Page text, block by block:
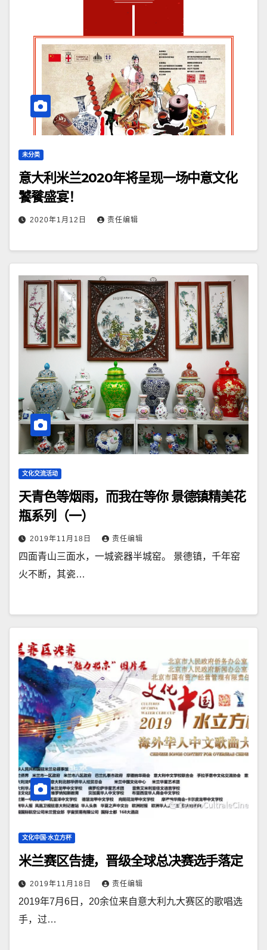
未分类
意大利米兰2020年将呈现一场中意文化
饕餮盛宴！
2020年1月12日 责任编辑
文化交流活动
天青色等烟雨，而我在等你 景德镇精美花
瓶系列（一）
2019年11月18日 责任编辑
四面青山三面水，一城瓷器半城窑。 景德镇，千年窑
火不断，其瓷…
文化中国·水立方杯
米兰赛区告捷，晋级全球总决赛选手落定
2019年11月18日 责任编辑
2019年7月6日，20余位来自意大利九大赛区的歌唱选
手，过…